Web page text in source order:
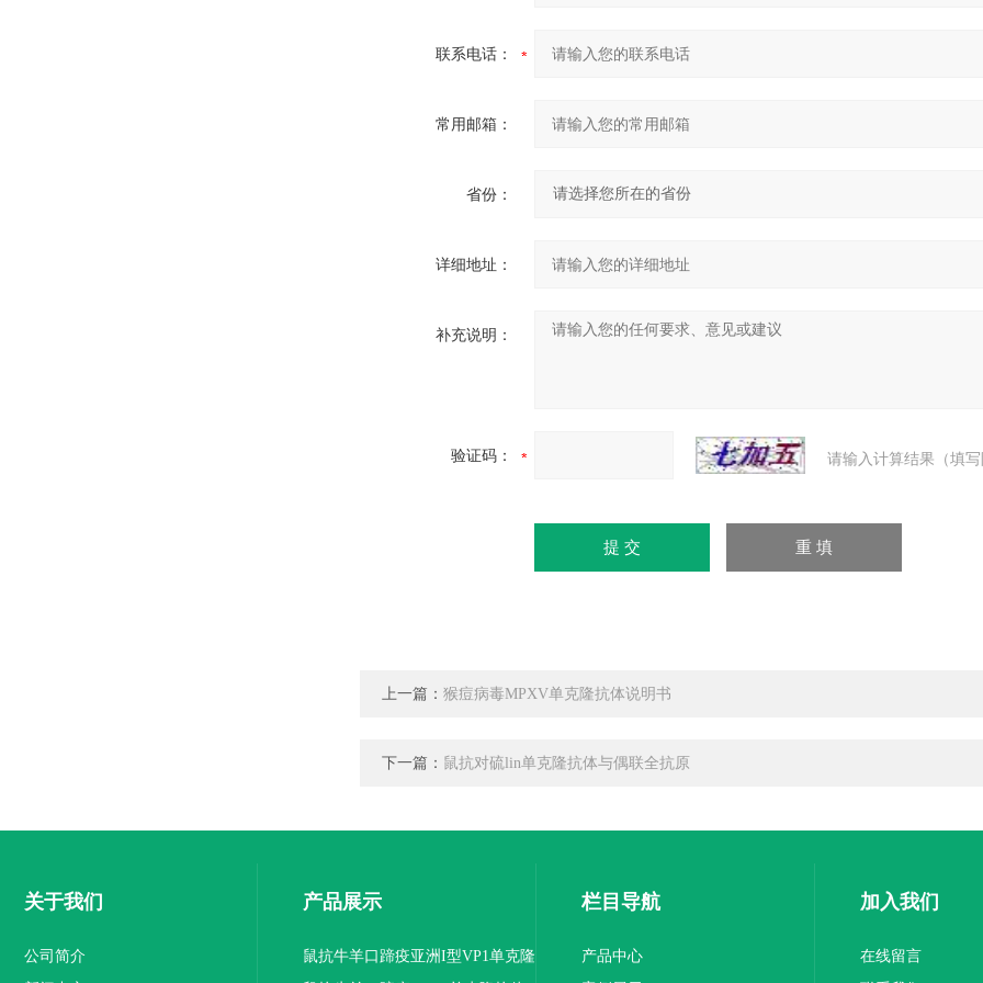
联系电话：
常用邮箱：
省份：
详细地址：
补充说明：
验证码： 请输入计算结果（填
上一篇： 猴痘病毒MPXV单克隆抗体说明书
下一篇： 鼠抗对硫lin单克隆抗体与偶联全抗原
关于我们
公司简介
产品展示
鼠抗牛羊口蹄疫亚洲I型VP1单克隆
栏目导航
产品中心
加入我们
在线留言